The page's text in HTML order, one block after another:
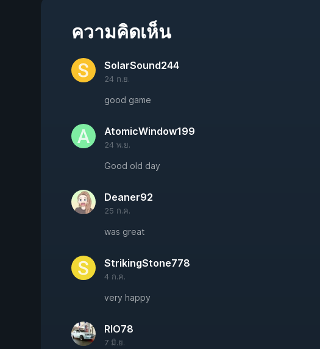
ความคิดเห็น
SolarSound244
24 ก.ย.
good game
AtomicWindow199
24 พ.ย.
Good old day
Deaner92
25 ก.ค.
was great
StrikingStone778
4 ก.ค.
very happy
RIO78
7 มิ.ย.